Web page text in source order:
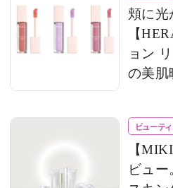
頬に光
【
ョン
の美肌
ビューテ
【
ビュ